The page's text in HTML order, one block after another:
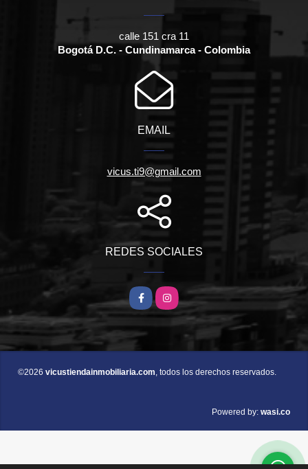
calle 151 cra 11
Bogotá D.C. - Cundinamarca - Colombia
EMAIL
vicus.ti9@gmail.com
REDES SOCIALES
FacebookInstagram
©2026 vicustiendainmobiliaria.com, todos los derechos reservados.
Powered by: wasi.co